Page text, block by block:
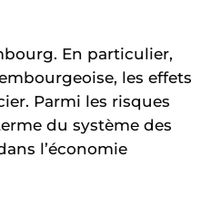
En particulier,
les effets
Parmi les risques
du système des
l’économie